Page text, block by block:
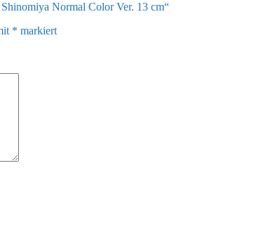
Normal Color Ver. 13 cm“
* markiert